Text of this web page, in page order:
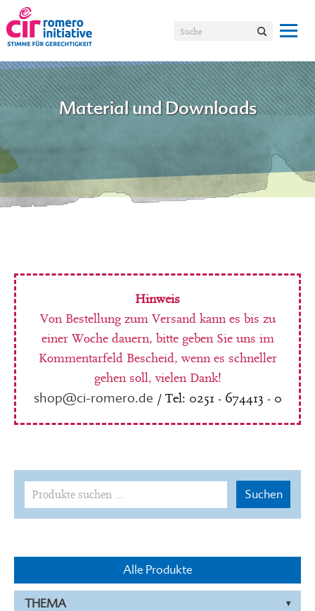
Material und Downloads
Hinweis
Von Bestellung zum Versand kann es bis zu
einer Woche dauern, bitte geben Sie uns im
Kommentarfeld Bescheid, wenn es schneller
gehen soll, vielen Dank!
shop@ci-romero.de / Tel: 0251 - 674413 - 0
Suchen
nach:
Suchen
Alle Produkte
THEMA